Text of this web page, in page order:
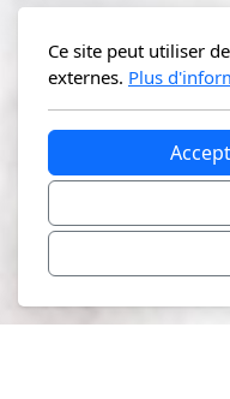
Ce site peut utiliser
externes. Plus